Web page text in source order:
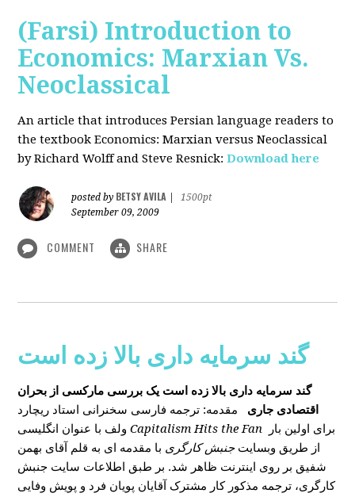
(Farsi) Introduction to
Economics: Marxian Vs.
Neoclassical
An article that introduces Persian language readers to
the textbook Economics: Marxian versus Neoclassical
by Richard Wolff and Steve Resnick:Download here
posted by BETSY AVILA
1500pt
September 09, 2009
COMMENT SHARE
گند سرمایه داری بالا زده است
گند سرمایه داری بالا زده است یک بررسی مارکسی از بحران
اقتصادی جاری
مقدمه: ترجمه فارسی سخنرانی استاد ریچارد
ولف با عنوان انگلیسیCapitalism Hits the Fan
از طریق وبسایتجنبش کارگری با مقدمه ای به قلم آقای بهمن
شفیق بر روی اینترنت ظاهر شد. بر طبق اطلاعات سایت جنبش
کارگری، ترجمه مذکور کار مشترک آقایان پویان فرد و پویش وفایی